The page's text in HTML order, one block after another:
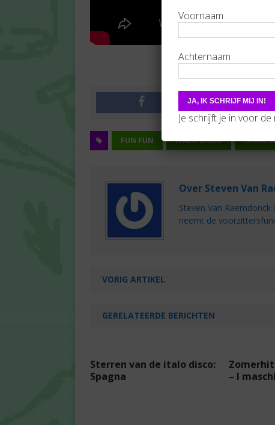
FUN FUN ITALO DISCO IVANA
Over Steven Van
Steven Van
neemt de
VORIG ARTIKEL
GERELATEERDE BERICHTEN
Sterren van de italo disco:
Spagna
– I maschi
Voornaam
Achternaam
Je schrijft je in voor